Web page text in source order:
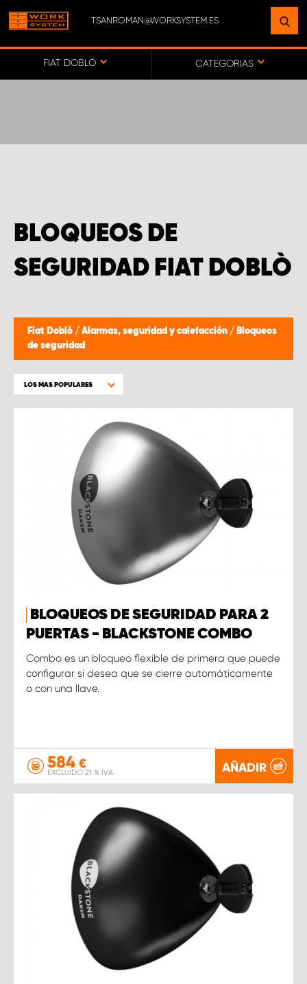
TSANROMAN@WORKSYSTEM.ES
FIAT DOBLÒ CATEGORIAS
BLOQUEOS DE
SEGURIDAD FIAT DOBLÒ
Fiat Doblò / Alarmas, seguridad y calefacción / Bloqueos
de seguridad
LOS MAS POPULARES
BLOQUEOS DE SEGURIDAD PARA 2
PUERTAS - BLACKSTONE COMBO
Combo es un bloqueo flexible de primera que puede
configurar si desea que se cierre automáticamente
o con una llave.
584 €
EXCLUIDO 21 % IVA AÑADIR
ENCUENTRE UNA INSTALACIÓN
CERCA DE USTED